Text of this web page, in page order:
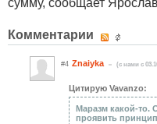
сумму, сообщает
Комментарии
#4 Znaiyka (c нами с
Цитирую Vavanzo:
Маразм какой-то.
проявить